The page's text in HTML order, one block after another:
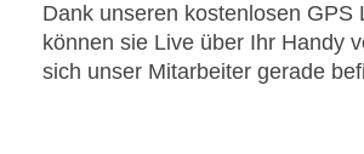
Dank unseren kostenlosen GPS
können sie Live über Ihr Handy
sich unser Mitarbeiter gerade